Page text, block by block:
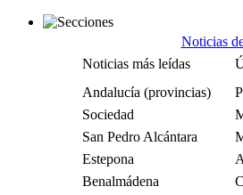
Noticias
Noticias más leídas
Andalucía (provincias)
Sociedad
San Pedro Alcántara
Estepona
Benalmádena